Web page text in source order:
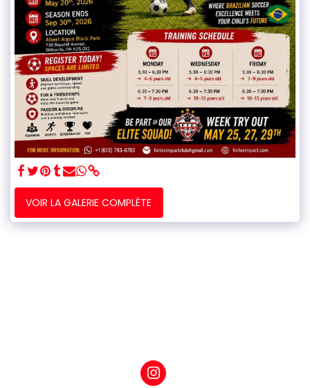
VOIR LA GALERIE COMPLÈTE